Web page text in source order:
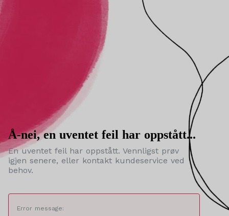
Å-nei, en uventet feil har oppstått...
En uventet feil har oppstått. Vennligst prøv
igjen senere, eller kontakt kundeservice ved
behov.
Error message: